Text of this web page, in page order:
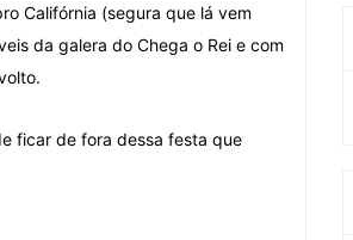
Califórnia (segura que lá vem
da galera do Chega o Rei e com
ficar de fora dessa festa que